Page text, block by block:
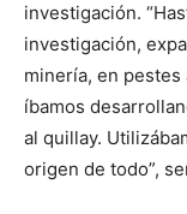
investigación.
investigación,
minería, en
íbamos
al quillay.
origen de todo”,